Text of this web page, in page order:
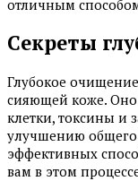
отличным
Секреты
Глубокое
сияющей коже. Оно
клетки, токсины и
улучшению общего
эффективных
вам в этом